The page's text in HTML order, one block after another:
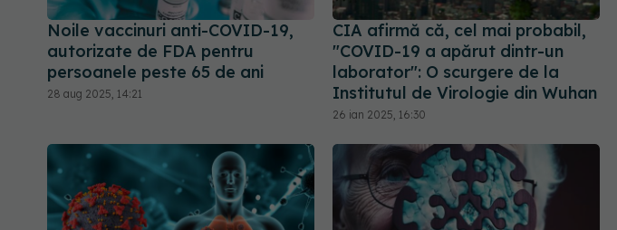
Noile vaccinuri anti-COVID-19,
autorizate de FDA pentru
persoanele peste 65 de ani
28 aug 2025, 14:21
CIA afirmă că, cel mai probabil,
"COVID-19 a apărut dintr-un
laborator": O scurgere de la
Institutul de Virologie din Wuhan
26 ian 2025, 16:30